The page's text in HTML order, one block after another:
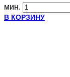
мин.
В КОРЗИНУ